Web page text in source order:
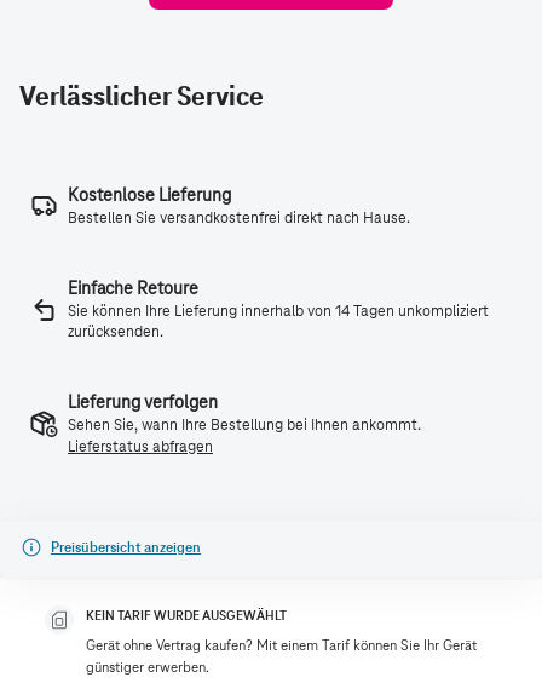
Verlässlicher Service
Kostenlose Lieferung
Bestellen Sie versandkostenfrei direkt nach Hause.
Einfache Retoure
Sie können Ihre Lieferung innerhalb von 14 Tagen unkompliziert
zurücksenden.
Lieferung verfolgen
Sehen Sie, wann Ihre Bestellung bei Ihnen ankommt.
Lieferstatus abfragen
Preisübersicht anzeigen
KEIN TARIF WURDE AUSGEWÄHLT
Gerät ohne Vertrag kaufen? Mit einem Tarif können Sie Ihr Gerät
günstiger erwerben.